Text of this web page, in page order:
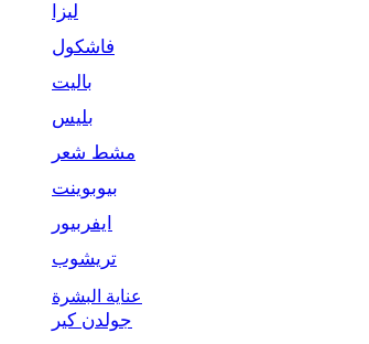
ليزا
فاشكول
باليت
بليس
مشط شعر
بيوبوينت
ايفربيور
تريشوب
عناية البشرة
جولدن كير